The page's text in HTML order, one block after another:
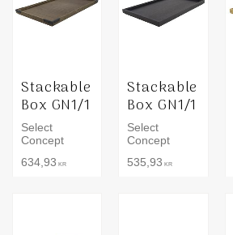
Stackable
Box GN1/1
Select
Concept
634,93 KR
Stackable
Box GN1/1
Select
Concept
535,93 KR